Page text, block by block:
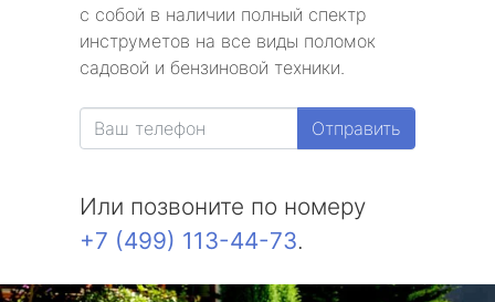
с собой в наличии полный спектр
инструметов на все виды поломок
садовой и бензиновой техники.
Отправить
Или позвоните по номеру
+7 (499) 113-44-73.